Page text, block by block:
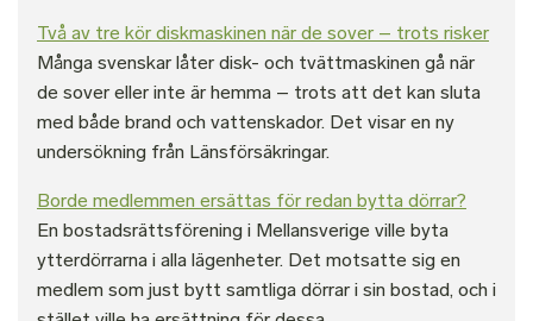
Två av tre kör diskmaskinen när de sover – trots risker
Många svenskar låter disk- och tvättmaskinen gå när
de sover eller inte är hemma – trots att det kan sluta
med både brand och vattenskador. Det visar en ny
undersökning från Länsförsäkringar.
Borde medlemmen ersättas för redan bytta dörrar?
En bostadsrättsförening i Mellansverige ville byta
ytterdörrarna i alla lägenheter. Det motsatte sig en
medlem som just bytt samtliga dörrar i sin bostad, och i